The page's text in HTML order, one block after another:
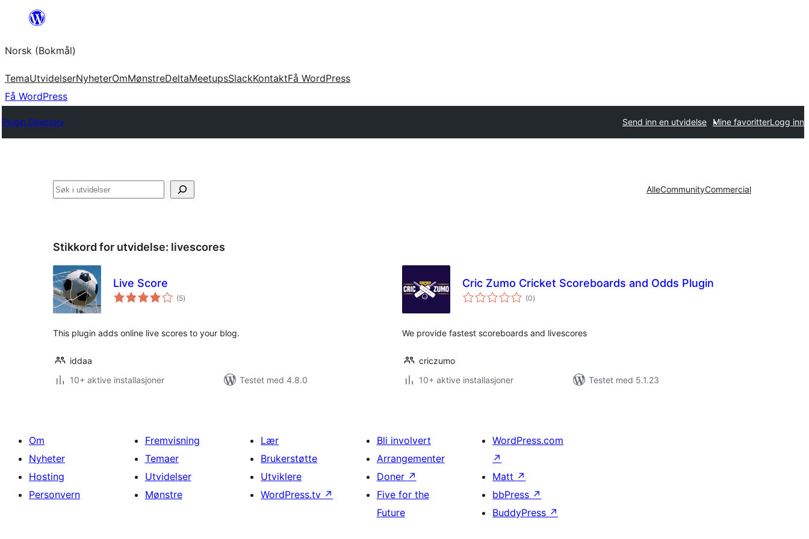
Hopp
innhold
Norsk (Bokmål)
TemaUtvidelserNyheterOmMønstreDeltaMeetupsSlackKontaktFå WordPress
Få WordPress
Plugin Directory Send inn en utvidelse Mine favoritterLogg inn
Søk AlleCommunityCommercial
Stikkord for utvidelse: livescores
Live Score
(5totale
vurderinger
)
This plugin adds online live scores to your blog.
iddaa
10+ aktive installasjoner
Testet med 4.8.0
Cric Zumo Cricket Scoreboards and Odds Plugin
(0totale
vurderinger
)
We provide fastest scoreboards and livescores
criczumo
10+ aktive installasjoner
Testet med 5.1.23
Om
Nyheter
Hosting
Personvern
Fremvisning
Temaer
Utvidelser
Mønstre
Lær
Brukerstøtte
Utviklere
WordPress.tv ↗
Bli involvert
Arrangementer
Doner ↗
Five for the
Future
WordPress.com
↗
Matt ↗
bbPress ↗
BuddyPress ↗